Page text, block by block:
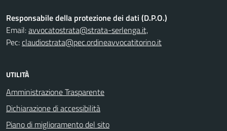
Responsabile della protezione dei dati (D.P.O.)
Email:avvocatostrata@strata-serlenga.it,
Pec:claudiostrata@pec.ordineavvocatitorino.it
UTILITÀ
Amministrazione Trasparente
Dichiarazione di accessibilità
Piano di miglioramento del sito